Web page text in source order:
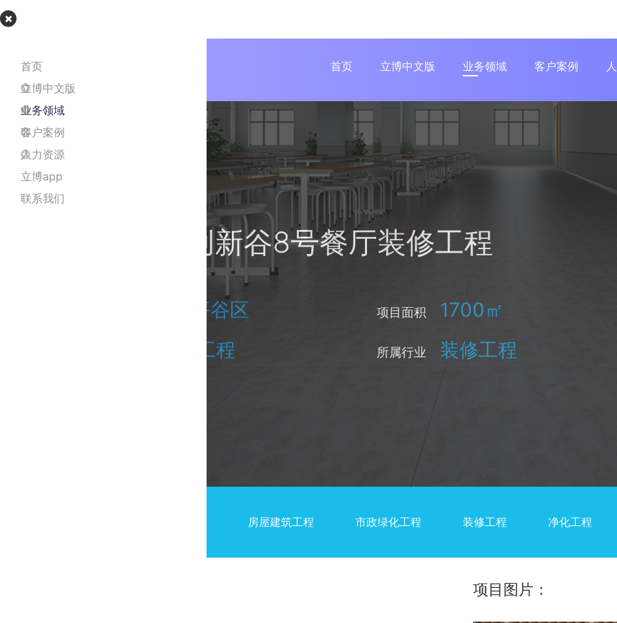
立博app
首页 立博中文版 业务领域 客户案例
普峰医疗创新谷8号餐厅装修工程
北京市平谷区 项目面积 1700㎡
装修工程 所属行业 装修工程
房屋建筑工程 市政绿化工程 装修工程 净化工程
项目图片：
首页
立博中文版
业务领域
客户案例
人力资源
立博app
联系我们